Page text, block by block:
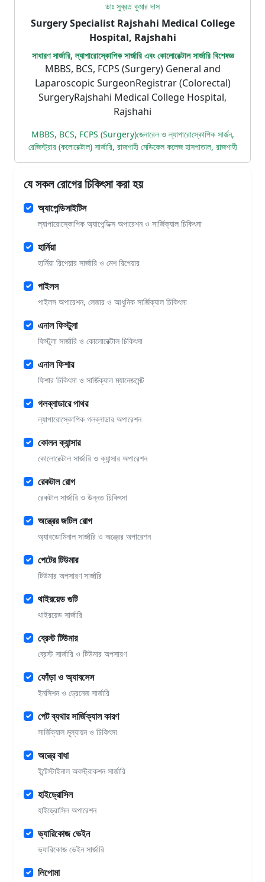
ডাঃ সুব্রত কুমার দাস
Surgery Specialist Rajshahi Medical College
Hospital, Rajshahi
সাধারণ সার্জারি, ল্যাপারোস্কোপিক সার্জারি এবং কোলোরেক্টাল সার্জারি বিশেষজ্ঞ
MBBS, BCS, FCPS (Surgery) General and
Laparoscopic SurgeonRegistrar (Colorectal)
SurgeryRajshahi Medical College Hospital,
Rajshahi
MBBS, BCS, FCPS (Surgery)জেনারেল ও ল্যাপারোস্কোপিক সার্জন,
রেজিস্ট্রার (কলোরেক্টাল) সার্জারি, রাজশাহী মেডিকেল কলেজ হাসপাতাল, রাজশাহী
যে সকল রোগের চিকিৎসা করা হয়
অ্যাপেন্ডিসাইটিস
ল্যাপারোস্কোপিক অ্যাপেন্ডিক্স অপারেশন ও সার্জিক্যাল চিকিৎসা
হার্নিয়া
হার্নিয়া রিপেয়ার সার্জারি ও মেশ রিপেয়ার
পাইলস
পাইলস অপারেশন, লেজার ও আধুনিক সার্জিক্যাল চিকিৎসা
এনাল ফিস্টুলা
ফিস্টুলা সার্জারি ও কোলোরেক্টাল চিকিৎসা
এনাল ফিশার
ফিশার চিকিৎসা ও সার্জিক্যাল ম্যানেজমেন্ট
গলব্লাডারে পাথর
ল্যাপারোস্কোপিক গলব্লাডার অপারেশন
কোলন ক্যান্সার
কোলোরেক্টাল সার্জারি ও ক্যান্সার অপারেশন
রেকটাল রোগ
রেকটাল সার্জারি ও উন্নত চিকিৎসা
অন্ত্রের জটিল রোগ
অ্যাবডোমিনাল সার্জারি ও অন্ত্রের অপারেশন
পেটের টিউমার
টিউমার অপসারণ সার্জারি
থাইরয়েড গুটি
থাইরয়েড সার্জারি
ব্রেস্ট টিউমার
ব্রেস্ট সার্জারি ও টিউমার অপসারণ
ফোঁড়া ও অ্যাবসেস
ইনসিশন ও ড্রেনেজ সার্জারি
পেট ব্যথার সার্জিক্যাল কারণ
সার্জিক্যাল মূল্যায়ন ও চিকিৎসা
অন্ত্রে বাধা
ইন্টেস্টাইনাল অবস্ট্রাকশন সার্জারি
হাইড্রোসিল
হাইড্রোসিল অপারেশন
ভ্যারিকোজ ভেইন
ভ্যারিকোজ ভেইন সার্জারি
লিপোমা